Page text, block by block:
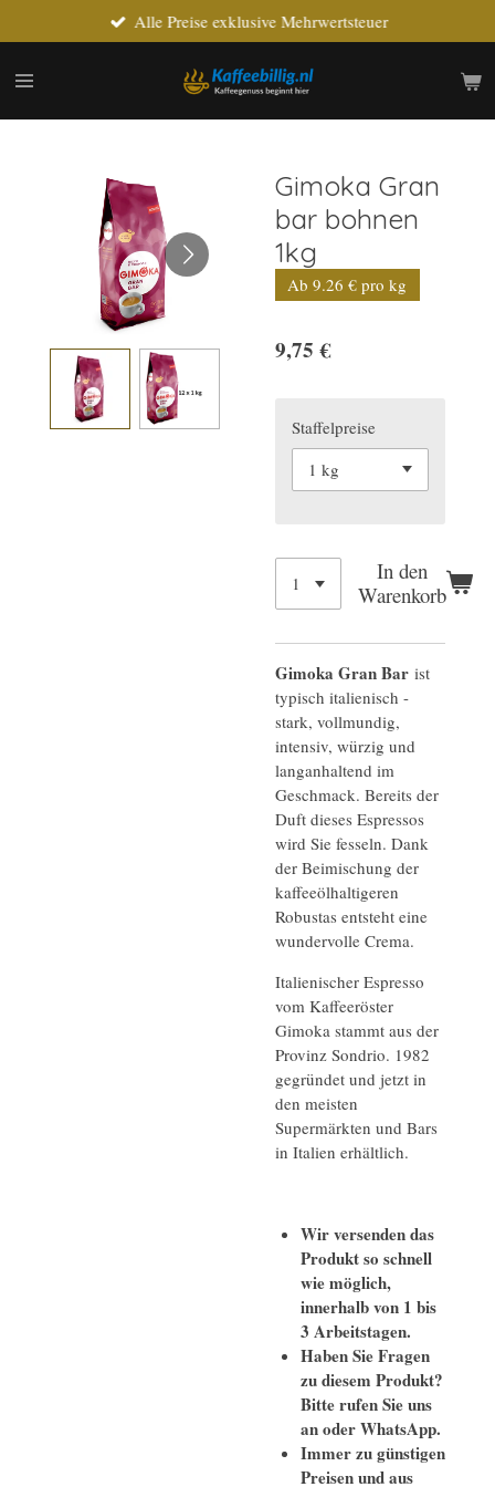
Hauptinhalt
springen
Alle Preise exklusive Mehrwertsteuer
Gimoka Gran
bar bohnen
1kg
Ab 9.26 € pro kg
9,75 €
Staffelpreise
In den
Warenkorb
Gimoka Gran Bar ist
typisch italienisch -
stark, vollmundig,
intensiv, würzig und
langanhaltend im
Geschmack. Bereits der
Duft dieses Espressos
wird Sie fesseln. Dank
der Beimischung der
kaffeeölhaltigeren
Robustas entsteht eine
wundervolle Crema.
Italienischer Espresso
vom Kaffeeröster
Gimoka stammt aus der
Provinz Sondrio. 1982
gegründet und jetzt in
den meisten
Supermärkten und Bars
in Italien erhältlich.
Wir versenden das
Produkt so schnell
wie möglich,
innerhalb von 1 bis
3 Arbeitstagen.
Haben Sie Fragen
zu diesem Produkt?
Bitte rufen Sie uns
an oder WhatsApp.
Immer zu günstigen
Preisen und aus